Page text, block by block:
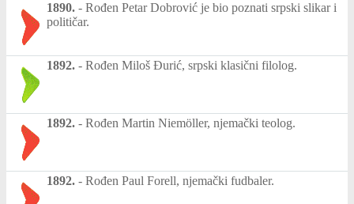
1890. - Rođen Petar Dobrović je bio poznati srpski slikar i
političar.
1892. - Rođen Miloš Đurić, srpski klasični filolog.
1892. - Rođen Martin Niemöller, njemački teolog.
1892. - Rođen Paul Forell, njemački fudbaler.